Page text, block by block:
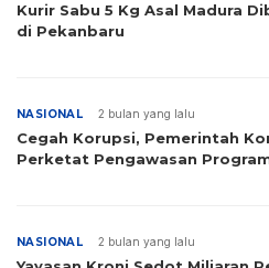
Kurir Sabu 5 Kg Asal Madura
di Pekanbaru
NASIONAL 2 bulan yang lalu
Cegah Korupsi, Pemerintah
Perketat Pengawasan
NASIONAL 2 bulan yang lalu